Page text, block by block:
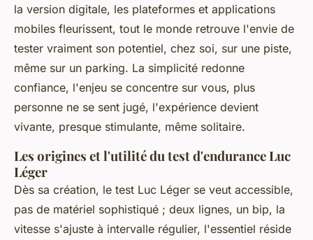
la version digitale, les plateformes et applications
mobiles fleurissent, tout le monde retrouve l'envie de
tester vraiment son potentiel, chez soi, sur une piste,
même sur un parking. La simplicité redonne
confiance, l'enjeu se concentre sur vous, plus
personne ne se sent jugé, l'expérience devient
vivante, presque stimulante, même solitaire.
Les origines et l'utilité du test d'endurance Luc
Léger
Dès sa création, le test Luc Léger se veut accessible,
pas de matériel sophistiqué ; deux lignes, un bip, la
vitesse s'ajuste à intervalle régulier, l'essentiel réside